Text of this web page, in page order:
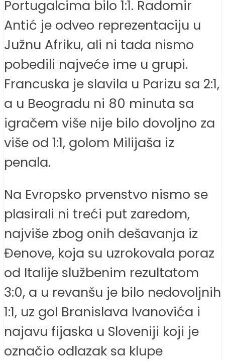
Portugalcima bilo 1:1. Radomir
Antić je odveo reprezentaciju u
Južnu Afriku, ali ni tada nismo
pobedili najveće ime u grupi.
Francuska je slavila u Parizu sa 2:1,
a u Beogradu ni 80 minuta sa
igračem više nije bilo dovoljno za
više od 1:1, golom Milijaša iz
penala.
Na Evropsko prvenstvo nismo se
plasirali ni treći put zaredom,
najviše zbog onih dešavanja iz
Đenove, koja su uzrokovala poraz
od Italije službenim rezultatom
3:0, a u revanšu je bilo nedovoljnih
1:1, uz gol Branislava Ivanovića i
najavu fijaska u Sloveniji koji je
označio odlazak sa klupe